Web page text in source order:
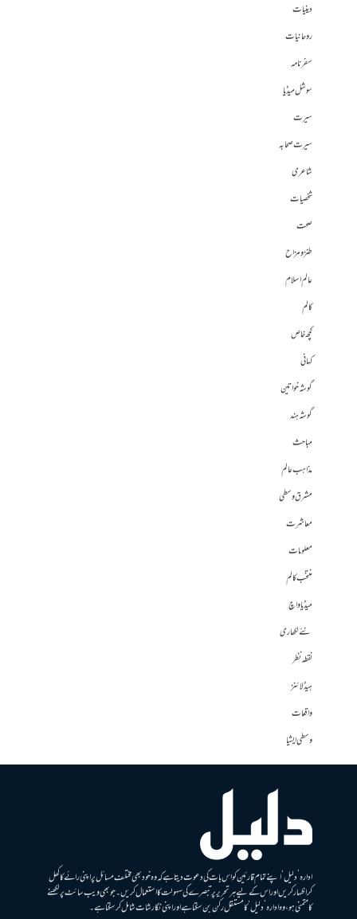
دینیات
روحانیات
سفرنامہ
سوشل میڈیا
سیرت
سیرت صحابہ
شاعری
شخصیات
صحت
طنز و مزاح
عالم اسلام
کالم
کچھ خاص
کہانی
گوشہ خواتین
گوشہ ہند
مباحث
مذاہب عالم
مشرق وسطی
معاشرت
معلومات
منتخب کالم
میڈیا واچ
نئے لکھاری
نقطہ نظر
ہیڈلائنز
واقعات
وسطی ایشیا
ادارہ ’دلیل‘ اپنے تمام قارئین کو اس بات کی دعوت دیتا ہے کہ وہ خود بھی مختلف مسائل پر اپنی رائے کا کھل
کر اظہار کریں اور اس کے لیے ہر تحریر پر تبصرے کی سہولت کا استعمال کریں۔ جو بھی ویب سائٹ پر لکھنے
کا متمنی ہو، وہ ادارہ ’دلیل‘ کا مستقل رکن بن سکتا ہے اور اپنی نگارشات شامل کرسکتا ہے۔